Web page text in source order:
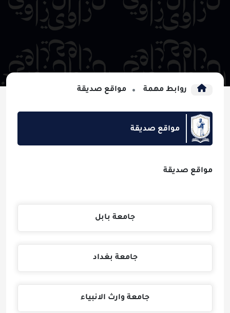
روابط مهمة مواقع صديقة
مواقع صديقة
مواقع صديقة
جامعة بابل
جامعة بغداد
جامعة وارث الانبياء